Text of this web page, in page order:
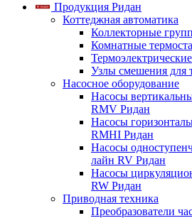
Продукция Ридан
Коттеджная автоматика
Коллекторные
Комнатные
Узлы смешения для
Насосное оборудование
Насосы
RMV Ридан
Насосы
RMHI Ридан
Насосы
лайн RV Ридан
Насосы
RW Ридан
Приводная техника
Преобразователи